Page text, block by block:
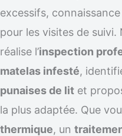
excessifs,
pour les visites de suivi.
réalise l’inspection
matelas infesté,
punaises de lit et
la plus adaptée. Que
thermique, un